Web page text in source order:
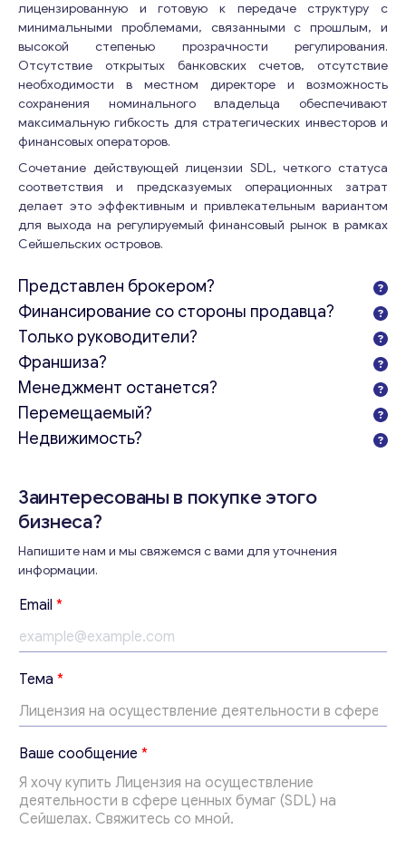
Свяжитесь со мной
лицензированную и готовую к передаче структуру с
минимальными проблемами, связанными с прошлым, и
высокой степенью прозрачности регулирования.
Отсутствие открытых банковских счетов, отсутствие
необходимости в местном директоре и возможность
сохранения номинального владельца обеспечивают
максимальную гибкость для стратегических инвесторов и
финансовых операторов.
Сочетание действующей лицензии SDL, четкого статуса
соответствия и предсказуемых операционных затрат
делает это эффективным и привлекательным вариантом
для выхода на регулируемый финансовый рынок в рамках
Сейшельских островов.
Представлен брокером?
Финансирование со стороны продавца?
Только руководители?
Франшиза?
Менеджмент останется?
Перемещаемый?
Недвижимость?
Заинтересованы в покупке этого
бизнеса?
Напишите нам и мы свяжемся с вами для уточнения
информации.
Email *
Тема *
*
*
В
а
ш
Ваше сообщение *